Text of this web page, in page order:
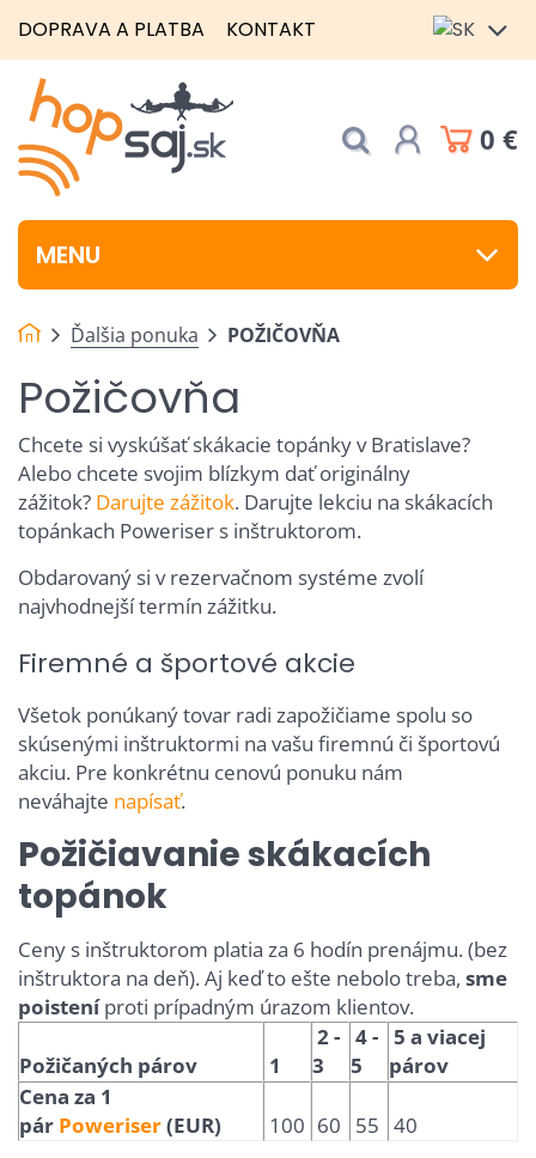
DOPRAVA A PLATBA KONTAKT
0 €
MENU
Ďalšia ponuka POŽIČOVŇA
Požičovňa
Chcete si vyskúšať skákacie topánky v Bratislave?
Alebo chcete svojim blízkym dať originálny
zážitok? Darujte zážitok. Darujte lekciu na skákacích
topánkach Poweriser s inštruktorom.
Obdarovaný si v rezervačnom systéme zvolí
najvhodnejší termín zážitku.
Firemné a športové akcie
Všetok ponúkaný tovar radi zapožičiame spolu so
skúsenými inštruktormi na vašu firemnú či športovú
akciu. Pre konkrétnu cenovú ponuku nám
neváhajte napísať.
Požičiavanie skákacích
topánok
Ceny s inštruktorom platia za 6 hodín prenájmu. (bez
inštruktora na deň). Aj keď to ešte nebolo treba, sme
poisteníproti prípadným úrazom klientov.
Požičaných párov 1
2 -
3
4 -
5
5 a viacej
párov
Cena za 1
pár Poweriser(EUR) 100 60 55 40